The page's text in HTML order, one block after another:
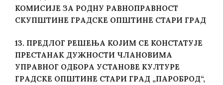
КОМИСИЈЕ ЗА РОДНУ РАВНОПРАВНОСТ
СКУПШТИНЕ ГРАДСКЕ ОПШТИНЕ СТАРИ ГРАД
13. ПРЕДЛОГ РЕШЕЊА КОЈИМ СЕ КОНСТАТУЈЕ
ПРЕСТАНАК ДУЖНОСТИ ЧЛАНОВИМА
УПРАВНОГ ОДБОРА УСТАНОВЕ КУЛТУРЕ
ГРАДСКЕ ОПШТИНЕ СТАРИ ГРАД „ПАРОБРОД“,